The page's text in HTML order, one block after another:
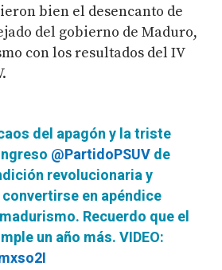
bien el desencanto de
del gobierno de Maduro,
con los resultados del IV
del apagón y la triste
@PartidoPSUVde
revolucionaria y
en apéndice
Recuerdo que el
un año más. VIDEO: